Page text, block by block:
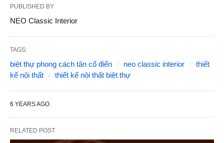
PUBLISHED BY
NEO Classic Interior
TAGS:
biệt thự phong cách tân cổ điển neo classic interior
thiết
kế nội thất
thiết kế nội thất biệt thự
6 YEARS AGO
RELATED POST